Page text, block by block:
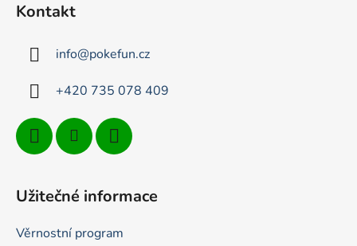
Kontakt
info@pokefun.cz
+420 735 078 409
Užitečné informace
Věrnostní program